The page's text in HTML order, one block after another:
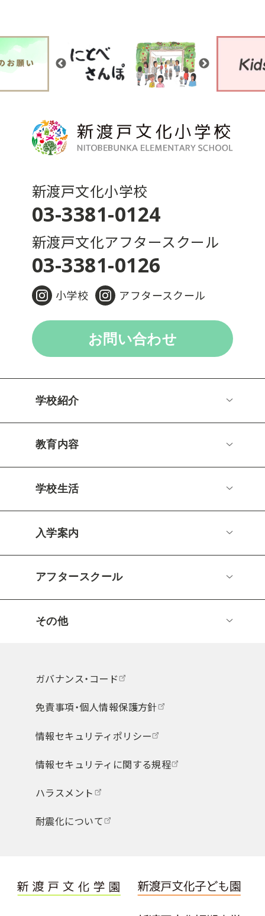
新渡戸文化小学校
03-3381-0124
新渡戸文化アフタースクール
03-3381-0126
小学校 アフタースクール
お問い合わせ
学校紹介
教育内容
学校生活
入学案内
アフタースクール
その他
ガバナンス・コード
免責事項・個人情報保護方針
情報セキュリティポリシー
情報セキュリティに関する規程
ハラスメント
耐震化について